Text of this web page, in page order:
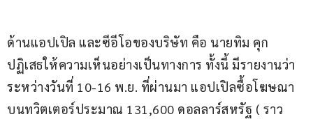
ด้านแอปเปิล และซีอีโอของบริษัท คือ นายทิม คุก
ปฏิเสธให้ความเห็นอย่างเป็นทางการ ทั้งนี้ มีรายงานว่า
ระหว่างวันที่ 10-16 พ.ย. ที่ผ่านมา แอปเปิลซื้อโฆษณา
บนทวิตเตอร์ประมาณ 131,600 ดอลลาร์สหรัฐ ( ราว